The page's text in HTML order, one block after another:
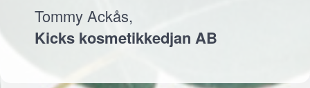
Tommy Ackås,
Kicks kosmetikkedjan AB